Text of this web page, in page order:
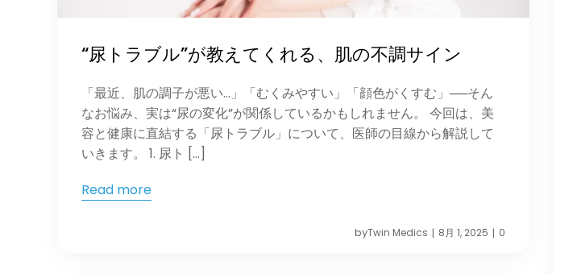
“尿トラブル”が教えてくれる、肌の不調サイン
「最近、肌の調子が悪い…」「むくみやすい」「顔色がくすむ」──そん
なお悩み、実は“尿の変化”が関係しているかもしれません。 今回は、美
容と健康に直結する「尿トラブル」について、医師の目線から解説して
いきます。 1. 尿ト […]
Read more
byTwin Medics | 8月 1, 2025 | 0